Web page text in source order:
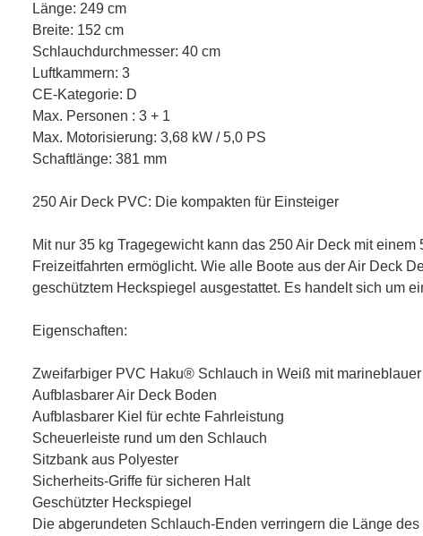
Länge: 249 cm
Breite: 152 cm
Schlauchdurchmesser: 40 cm
Luftkammern: 3
CE-Kategorie: D
Max. Personen : 3 + 1
Max. Motorisierung: 3,68 kW / 5,0 PS
Schaftlänge: 381 mm
250 Air Deck PVC: Die kompakten für Einsteiger
Mit nur 35 kg Tragegewicht kann das 250 Air Deck mit
Freizeitfahrten ermöglicht. Wie alle Boote aus der Air Deck
geschütztem Heckspiegel ausgestattet. Es handelt sich um
Eigenschaften:
Zweifarbiger PVC Haku® Schlauch in Weiß mit
Aufblasbarer Air Deck Boden
Aufblasbarer Kiel für echte Fahrleistung
Scheuerleiste rund um den Schlauch
Sitzbank aus Polyester
Sicherheits-Griffe für sicheren Halt
Geschützter Heckspiegel
Die abgerundeten Schlauch-Enden verringern die Länge